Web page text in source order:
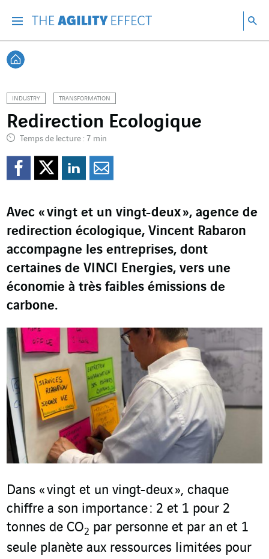
Retour à l'accueil
INDUSTRY TRANSFORMATION
Redirection Ecologique
Temps de lecture : 7 min
Partager sur Facebook
Partager sur Twitter
Partager sur
Avec « vingt et un vingt-deux », agence de
redirection écologique, Vincent Rabaron
accompagne les entreprises, dont
certaines de VINCI Energies, vers une
économie à très faibles émissions de
carbone.
Dans « vingt et un vingt-deux », chaque
chiffre a son importance : 2 et 1 pour 2
tonnes de CO2 par personne et par an et 1
seule planète aux ressources limitées pour